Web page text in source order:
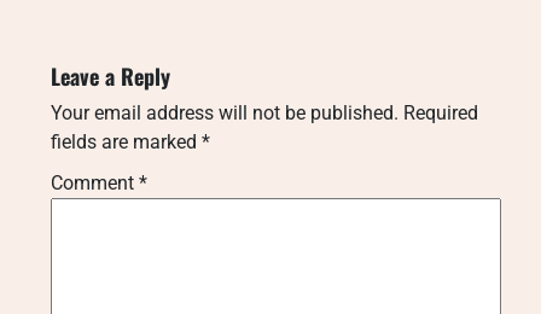
Leave a Reply
Your email address will not be published. Required
fields are marked *
Comment *